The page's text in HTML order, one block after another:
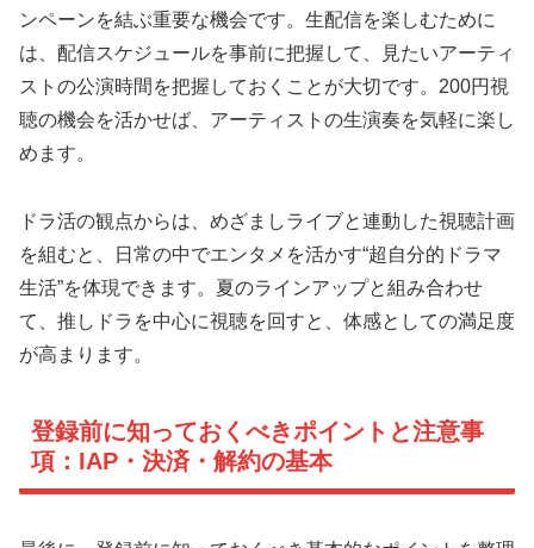
ンペーンを結ぶ重要な機会です。生配信を楽しむために
は、配信スケジュールを事前に把握して、見たいアーティ
ストの公演時間を把握しておくことが大切です。200円視
聴の機会を活かせば、アーティストの生演奏を気軽に楽し
めます。
ドラ活の観点からは、めざましライブと連動した視聴計画
を組むと、日常の中でエンタメを活かす“超自分的ドラマ
生活”を体現できます。夏のラインアップと組み合わせ
て、推しドラを中心に視聴を回すと、体感としての満足度
が高まります。
登録前に知っておくべきポイントと注意事
項：IAP・決済・解約の基本